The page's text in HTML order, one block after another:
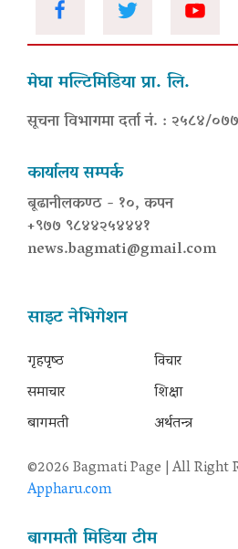
मेघा मल्टिमिडिया प्रा. लि.
सूचना विभागमा दर्ता नं. : २५८४/
कार्यालय सम्पर्क
बूढानीलकण्ठ - १०, कपन
+९७७ ९८४४२५४४४१
news.bagmati@gmail.com
साइट नेभिगेशन
गृहपृष्‍ठ
समाचार
बागमती
विचार
शिक्षा
अर्थतन्त्र
©2026 Bagmati Page | All Right
Appharu.com
बागमती मिडिया टीम